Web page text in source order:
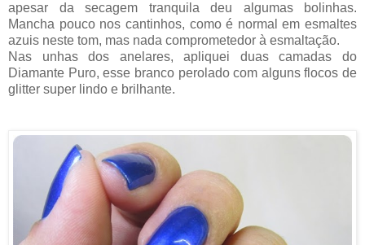
apesar da secagem tranquila deu algumas bolinhas.
Mancha pouco nos cantinhos, como é normal em esmaltes
azuis neste tom, mas nada comprometedor à esmaltação.
Nas unhas dos anelares, apliquei duas camadas do
Diamante Puro, esse branco perolado com alguns flocos de
glitter super lindo e brilhante.